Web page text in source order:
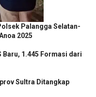
Palangga Selatan-
2025
Baru, 1.445 Formasi dari
Sultra Ditangkap